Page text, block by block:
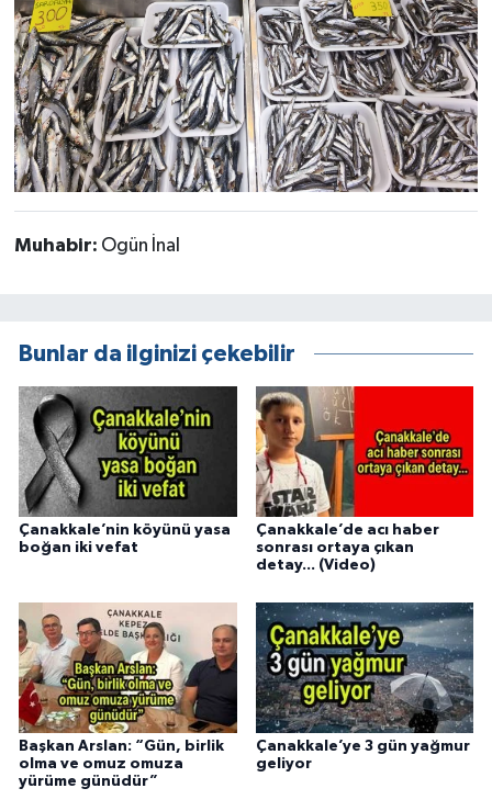
Muhabir: Ogün İnal
Bunlar da ilginizi çekebilir
Çanakkale’nin köyünü yasa
boğan iki vefat
Çanakkale’de acı haber
sonrası ortaya çıkan
detay... (Video)
Başkan Arslan: “Gün, birlik
olma ve omuz omuza
yürüme günüdür”
Çanakkale’ye 3 gün yağmur
geliyor